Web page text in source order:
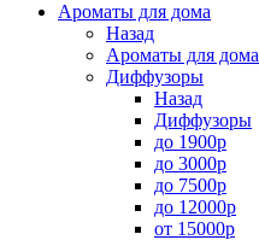
Ароматы для дома
Назад
Ароматы для дома
Диффузоры
Назад
Диффузоры
до 1900р
до 3000р
до 7500р
до 12000р
от 15000р